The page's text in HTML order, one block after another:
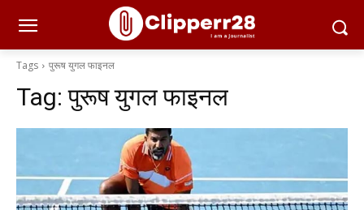
Tags पुरूष युगल फाइनल
Tag:पुरूष युगल फाइनल